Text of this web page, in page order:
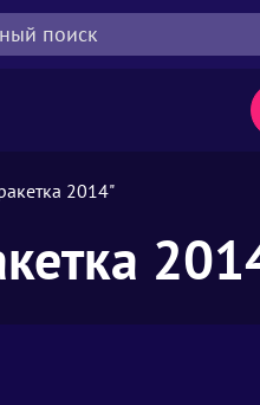
поиск
2014"